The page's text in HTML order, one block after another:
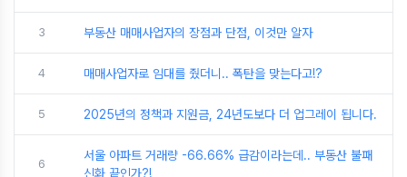
3 부동산 매매사업자의 장점과 단점, 이것만 알자
4 매매사업자로 임대를 줬더니.. 폭탄을 맞는다고!?
5 2025년의 정책과 지원금, 24년도보다 더 업그레이 됩니다.
6
서울 아파트 거래량 -66.66% 급감이라는데.. 부동산 불패
신화 끝인가?!